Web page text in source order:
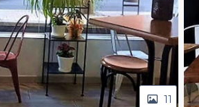
11